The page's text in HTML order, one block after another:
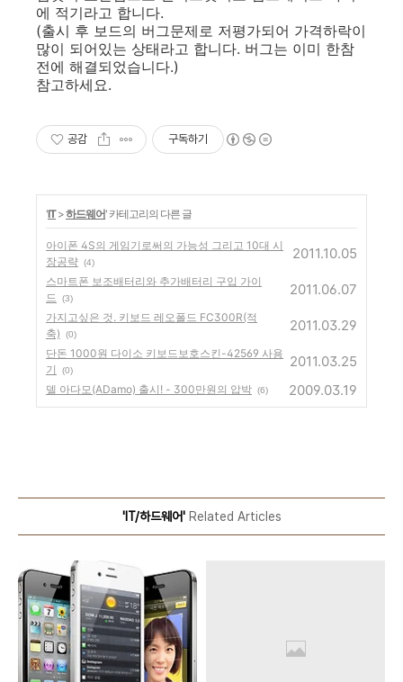
에 적기라고 합니다.
(출시 후 보드의 버그문제로 저평가되어 가격하락이
많이 되어있는 상태라고 합니다. 버그는 이미 한참
전에 해결되었습니다.)
참고하세요.
공감 구독하기
'IT>하드웨어' 카테고리의 다른 글
아이폰 4S의 게임기로써의 가능성 그리고 10대 시
장공략 (4)
2011.10.05
스마트폰 보조배터리와 추가배터리 구입 가이
드
(3)
2011.06.07
가지고싶은 것. 키보드 레오폴드 FC300R(적
축)
(0)
2011.03.29
단돈 1000원 다이소 키보드보호스킨-42569 사용
기
(0)
2011.03.25
델 아다모(ADamo) 출시! - 300만원의 압박 (6) 2009.03.19
'IT/하드웨어'Related Articles